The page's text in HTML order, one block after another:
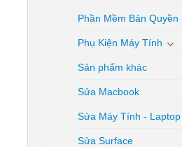
Phần Mềm Bản Quyền
Phụ Kiện Máy Tính
Sản phẩm khác
Sửa Macbook
Sửa Máy Tính - Laptop
Sửa Surface